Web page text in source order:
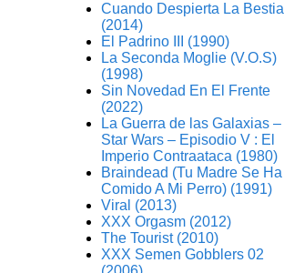
Cuando Despierta La Bestia
(2014)
El Padrino III (1990)
La Seconda Moglie (V.O.S)
(1998)
Sin Novedad En El Frente
(2022)
La Guerra de las Galaxias –
Star Wars – Episodio V : El
Imperio Contraataca (1980)
Braindead (Tu Madre Se Ha
Comido A Mi Perro) (1991)
Viral (2013)
XXX Orgasm (2012)
The Tourist (2010)
XXX Semen Gobblers 02